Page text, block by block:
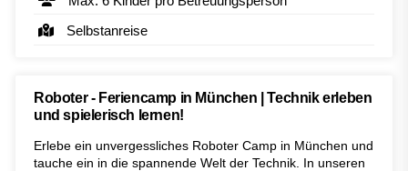
Selbstanreise
Roboter - Feriencamp in München | Technik erleben
und spielerisch lernen!
Erlebe ein unvergessliches Roboter Camp in München und
tauche ein in die spannende Welt der Technik. In unseren